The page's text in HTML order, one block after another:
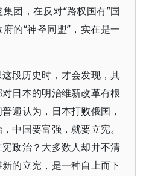
团，在反对“路权国有”国
的“神圣同盟”，实在是一
段历史时，才会发现，其
日本的明治维新改革有根
遍认为，日本打败俄国，
中国要富强，就要立宪。
政治？大多数人却并不清
的立宪，是一种自上而下